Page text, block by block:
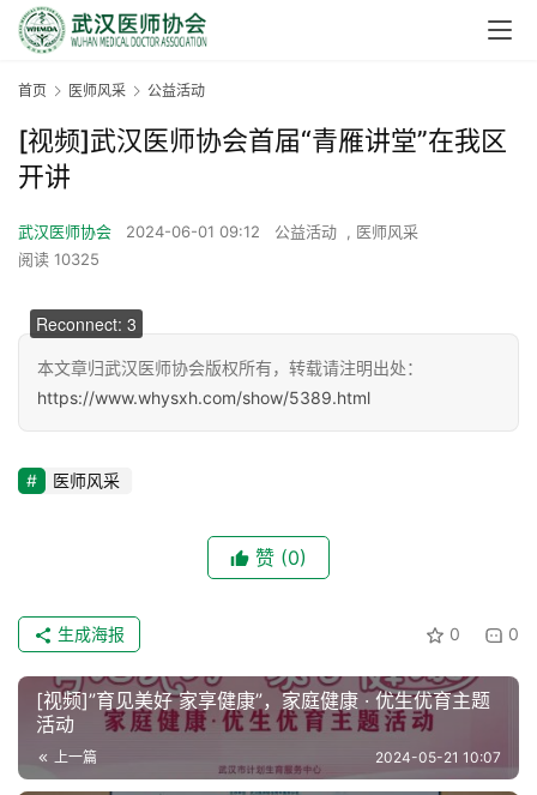
协
会
介
首页 医师风采 公益活动
[视频]武汉医师协会首届“青雁讲堂”在我区
开讲
武汉医师协会 2024-06-01 09:12 公益活动 , 医师风采
阅读 10325
Reconnect: 3
本文章归武汉医师协会版权所有，转载请注明出处：
https://www.whysxh.com/show/5389.html
医师风采
赞 (0)
0 0
生成海报
[视频]”育见美好 家享健康”，家庭健康 · 优生优育主题
活动
上一篇 2024-05-21 10:07